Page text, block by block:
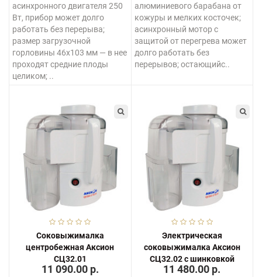
асинхронного двигателя 250
Вт, прибор может долго
работать без перерыва;
размер загрузочной
горловины 46х103 мм — в нее
проходят средние плоды
целиком; ..
алюминиевого барабана от
кожуры и мелких косточек;
асинхронный мотор с
защитой от перегрева может
долго работать без
перерывов; остающийс..
Соковыжималка
центробежная Аксион
СЦ32.01
11 090.00 р.
Электрическая
соковыжималка Аксион
СЦ32.02 с шинковкой
11 480.00 р.